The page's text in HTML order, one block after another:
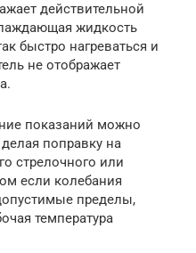
действительной
жидкость
быстро нагреваться и
не отображает
показаний можно
поправку на
стрелочного или
если колебания
пределы,
температура